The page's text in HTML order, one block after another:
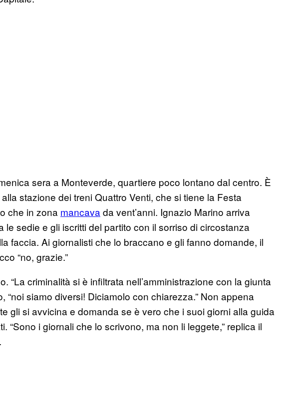
sera a Monteverde, quartiere poco lontano dal centro. È
stazione dei treni Quattro Venti, che si tiene la Festa
che in zona mancava da vent’anni. Ignazio Marino arriva
le sedie e gli iscritti del partito con il sorriso di circostanza
faccia. Ai giornalisti che lo braccano e gli fanno domande, il
“no, grazie.”
“La criminalità si è infiltrata nell’amministrazione con la giunta
“noi siamo diversi! Diciamolo con chiarezza.” Non appena
gli si avvicina e domanda se è vero che i suoi giorni alla guida
“Sono i giornali che lo scrivono, ma non li leggete,” replica il